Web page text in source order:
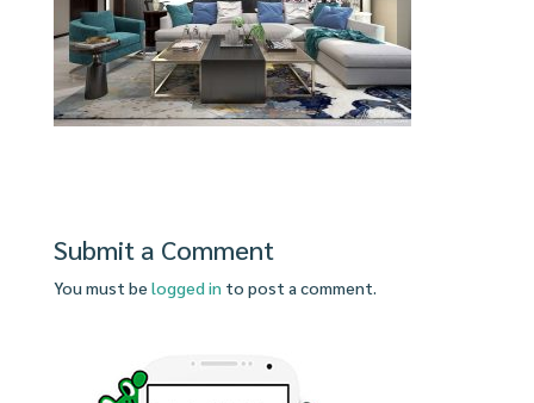
Submit a Comment
You must be logged in to post a comment.